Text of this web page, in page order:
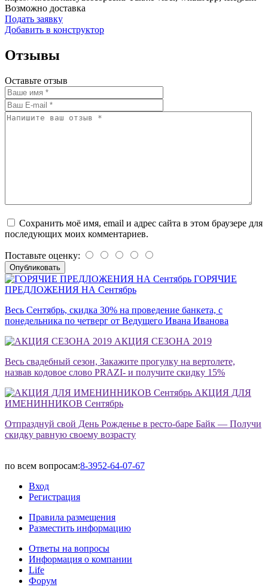
Возможно доставка
Подать заявку
Добавить в конструктор
Отзывы
Оставьте отзыв
Сохранить моё имя, email и адрес сайта в этом браузере для
последующих моих комментариев.
Поставьте оценку:
ГОРЯЧИЕ
ПРЕДЛОЖЕНИЯ НА Сентябрь
Весь Сентябрь, скидка 30% на проведение банкета, с
понедельника по четверг от Ведущего Ивана Иванова
АКЦИЯ СЕЗОНА 2019
Весь свадебный сезон, Закажите прогулку на вертолете,
назвав кодовое слово PRAZI- и получите скидку 15%
АКЦИЯ ДЛЯ
ИМЕНИННИКОВ Сентябрь
Отпразднуй свой День Рожденье в ресто-баре Байк — Получи
скидку равную своему возрасту
по всем вопросам:8-3952-64-07-67
Вход
Регистрация
Правила размещения
Разместить информацию
Ответы на вопросы
Информация о компании
Life
Форум